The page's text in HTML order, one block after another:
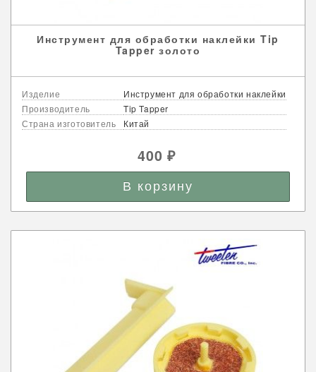
Инструмент для обработки наклейки Tip
Tapper золото
Изделие
Инструмент для обработки наклейки
Производитель
Tip Tapper
Страна изготовитель
Китай
400 ₽